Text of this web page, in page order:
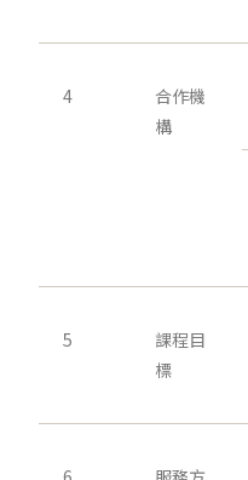
4
合作機
構
5
課程目
標